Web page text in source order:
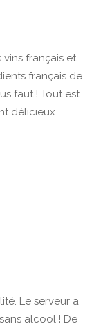
vins français et
français de
faut ! Tout est
délicieux
Le serveur a
alcool ! De